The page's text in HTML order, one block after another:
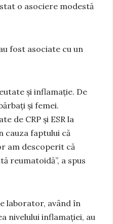
o asociere modestă
fost asociate cu un
și inflamație. De
și femei.
de CRP și ESR la
cauza faptului că
am descoperit că
reumatoidă”, a spus
laborator, având în
nivelului inflamației, au